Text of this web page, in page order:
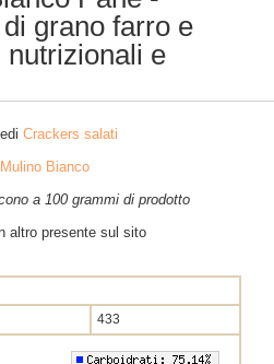
grano farro e
nutrizionali e
Crackers salati
Bianco
a 100 grammi di prodotto
altro presente sul sito
433